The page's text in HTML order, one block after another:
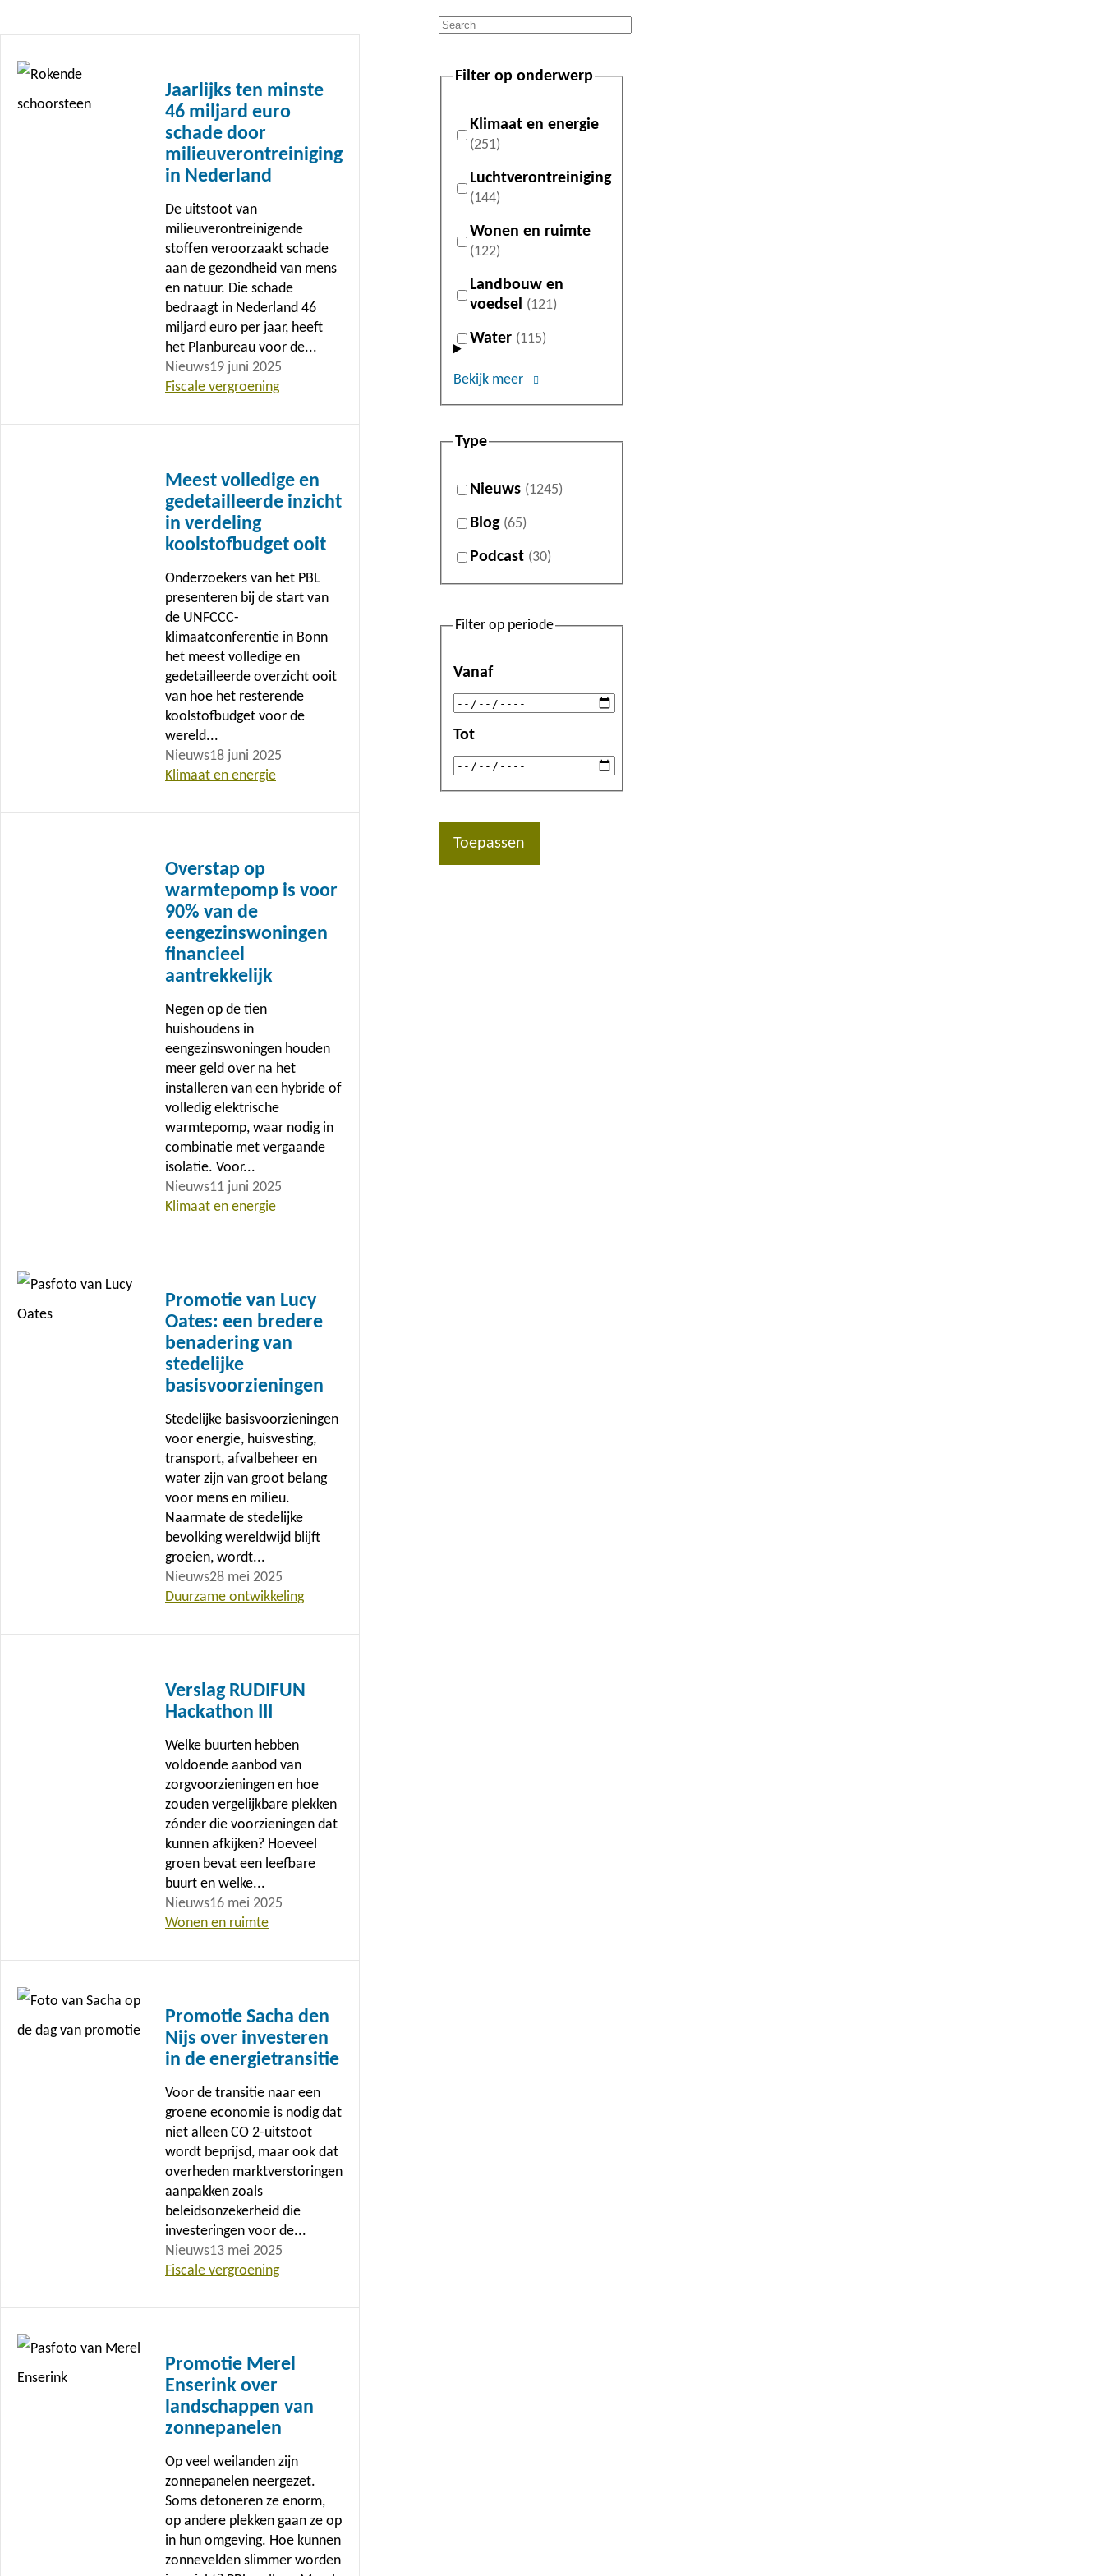
Filter op onderwerp
Klimaat en energie
(251)
Luchtverontreiniging
(144)
Wonen en ruimte
(122)
Landbouw en
voedsel (121)
Water (115)
Bekijk meer
Type
Nieuws (1245)
Blog (65)
Podcast (30)
Filter op periode
Vanaf
Tot
Toepassen
Jaarlijks ten minste
46 miljard euro
schade door
milieuverontreiniging
in Nederland
De uitstoot van
milieuverontreinigende
stoffen veroorzaakt schade
aan de gezondheid van mens
en natuur. Die schade
bedraagt in Nederland 46
miljard euro per jaar, heeft
het Planbureau voor de...
Nieuws19 juni 2025
Fiscale vergroening
meer
Meest volledige en
gedetailleerde inzicht
in verdeling
koolstofbudget ooit
Onderzoekers van het PBL
presenteren bij de start van
de UNFCCC-
klimaatconferentie in Bonn
het meest volledige en
gedetailleerde overzicht ooit
van hoe het resterende
koolstofbudget voor de
wereld...
Nieuws18 juni 2025
Klimaat en energie
Overstap op
warmtepomp is voor
90% van de
eengezinswoningen
financieel
aantrekkelijk
Negen op de tien
huishoudens in
eengezinswoningen houden
meer geld over na het
installeren van een hybride of
volledig elektrische
warmtepomp, waar nodig in
combinatie met vergaande
isolatie. Voor...
Nieuws11 juni 2025
Klimaat en energie
Promotie van Lucy
Oates: een bredere
benadering van
stedelijke
basisvoorzieningen
Stedelijke basisvoorzieningen
voor energie, huisvesting,
transport, afvalbeheer en
water zijn van groot belang
voor mens en milieu.
Naarmate de stedelijke
bevolking wereldwijd blijft
groeien, wordt...
Nieuws28 mei 2025
Duurzame ontwikkeling
meer
Verslag RUDIFUN
Hackathon III
Welke buurten hebben
voldoende aanbod van
zorgvoorzieningen en hoe
zouden vergelijkbare plekken
zónder die voorzieningen dat
kunnen afkijken? Hoeveel
groen bevat een leefbare
buurt en welke...
Nieuws16 mei 2025
Wonen en ruimte
Promotie Sacha den
Nijs over investeren
in de energietransitie
Voor de transitie naar een
groene economie is nodig dat
niet alleen CO 2-uitstoot
wordt beprijsd, maar ook dat
overheden marktverstoringen
aanpakken zoals
beleidsonzekerheid die
investeringen voor de...
Nieuws13 mei 2025
Fiscale vergroening
meer
Promotie Merel
Enserink over
landschappen van
zonnepanelen
Op veel weilanden zijn
zonnepanelen neergezet.
Soms detoneren ze enorm,
op andere plekken gaan ze op
in hun omgeving. Hoe kunnen
zonnevelden slimmer worden
meer